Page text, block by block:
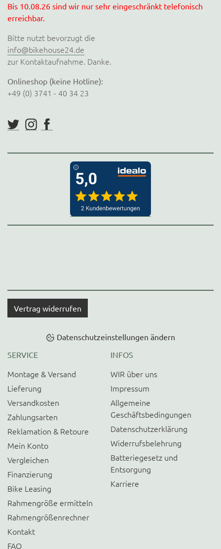
Bis 10.08.26 sind wir nur sehr eingeschränkt telefonisch
erreichbar.
Bitte nutzt bevorzugt die
info@bikehouse24.de
zur Kontaktaufnahme. Danke.
Onlineshop (keine Hotline):
+49 (0) 3741 - 40 34 23
Vertrag widerrufen
Datenschutzeinstellungen ändern
SERVICE
Montage & Versand
Lieferung
Versandkosten
Zahlungsarten
Reklamation & Retoure
Mein Konto
Vergleichen
Finanzierung
Bike Leasing
Rahmengröße ermitteln
Rahmengrößenrechner
Kontakt
FAQ
INFOS
WIR über uns
Impressum
Allgemeine
Geschäftsbedingungen
Datenschutzerklärung
Widerrufsbelehrung
Batteriegesetz und
Entsorgung
Karriere